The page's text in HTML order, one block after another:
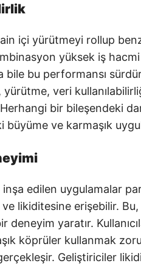
içi yürütmeyi rollup
yüksek iş
bile bu performansı
veri
bir bileşendeki
büyüme ve karmaşık
edilen uygulamalar
likiditesine erişebilir.
deneyim yaratır.
köprüler kullanmak
Geliştiriciler